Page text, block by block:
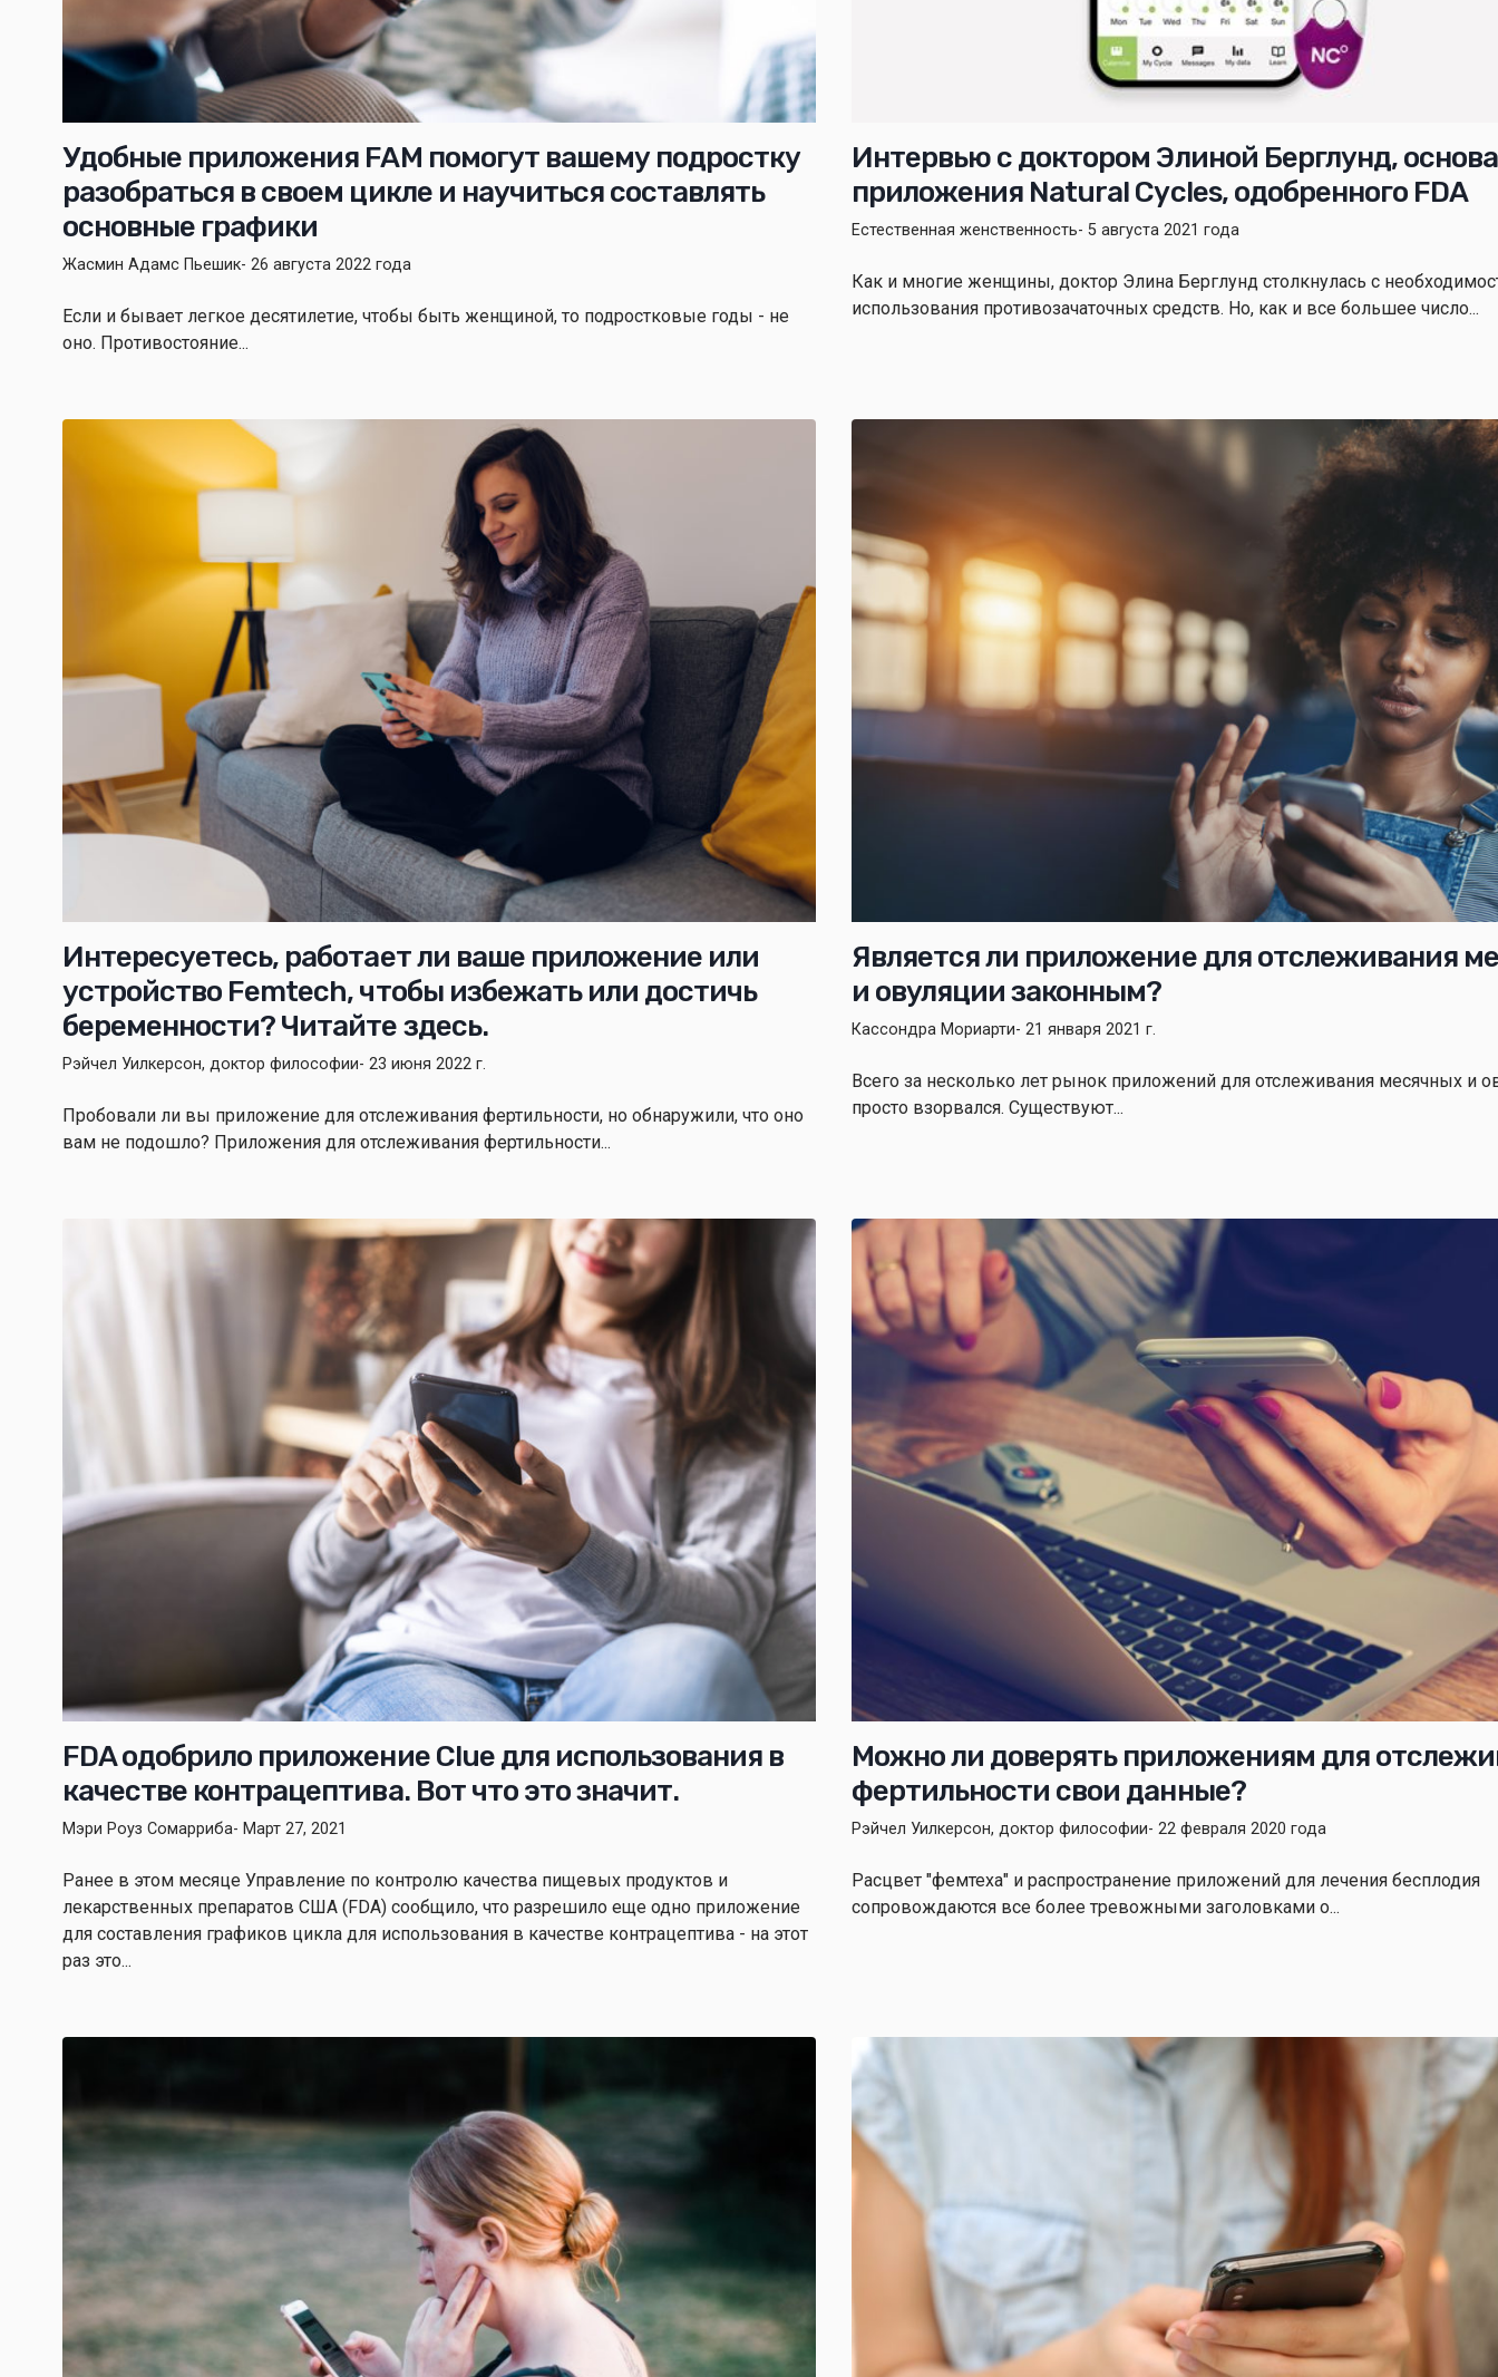
Удобные приложения FAM помогут вашему подростку
разобраться в своем цикле и научиться составлять
основные графики
Жасмин Адамс Пьешик- 26 августа 2022 года
Если и бывает легкое десятилетие, чтобы быть женщиной, то подростковые годы - не
оно. Противостояние...
Интервью с доктором Элиной Берглунд,
приложения Natural Cycles, одобренного FDA
Естественная женственность- 5 августа 2021 года
Как и многие женщины, доктор Элина Берглунд столкнулась с
использования противозачаточных средств. Но, как и все большее число...
Интересуетесь, работает ли ваше приложение или
устройство Femtech, чтобы избежать или достичь
беременности? Читайте здесь.
Рэйчел Уилкерсон, доктор философии- 23 июня 2022 г.
Пробовали ли вы приложение для отслеживания фертильности, но обнаружили, что оно
вам не подошло? Приложения для отслеживания фертильности...
Является ли приложение для отслеживания
и овуляции законным?
Кассондра Мориарти- 21 января 2021 г.
Всего за несколько лет рынок приложений для отслеживания месячных и
просто взорвался. Существуют...
FDA одобрило приложение Clue для использования в
качестве контрацептива. Вот что это значит.
Мэри Роуз Сомарриба- Март 27, 2021
Ранее в этом месяце Управление по контролю качества пищевых продуктов и
лекарственных препаратов США (FDA) сообщило, что разрешило еще одно приложение
для составления графиков цикла для использования в качестве контрацептива - на этот
раз это...
Можно ли доверять приложениям для
фертильности свои данные?
Рэйчел Уилкерсон, доктор философии- 22 февраля 2020 года
Расцвет "фемтеха" и распространение приложений для лечения бесплодия
сопровождаются все более тревожными заголовками о...